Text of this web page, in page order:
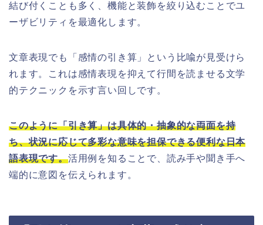
結び付くことも多く、機能と装飾を絞り込むことでユ
ーザビリティを最適化します。
文章表現でも「感情の引き算」という比喩が見受けら
れます。これは感情表現を抑えて行間を読ませる文学
的テクニックを示す言い回しです。
このように「引き算」は具体的・抽象的な両面を持
ち、状況に応じて多彩な意味を担保できる便利な日本
語表現です。活用例を知ることで、読み手や聞き手へ
端的に意図を伝えられます。